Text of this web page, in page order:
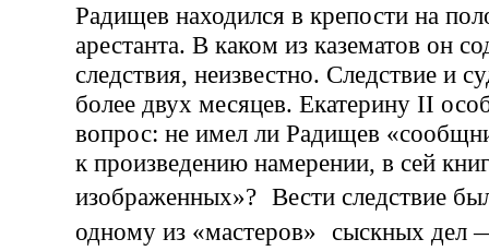
Радищев находился в крепости на
арестанта. В каком из казематов он
следствия, неизвестно. Следствие и
более двух месяцев. Екатерину II
вопрос: не имел ли Радищев
к произведению намерении, в сей
изображенных»? Вести следствие
одному из «мастеров» сыскных